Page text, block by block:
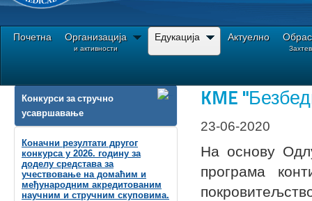
Почетна Организација
и активности
Едукација Актуелно
Конкурси за стручно
усавршавање
Коначни резултати другог
конкурса у 2026. годину за
доделу средстава за
учествовање на домаћим и
међународним акредитованим
научним и стручним скуповима.
KME
23-06-2020
На основу
програма